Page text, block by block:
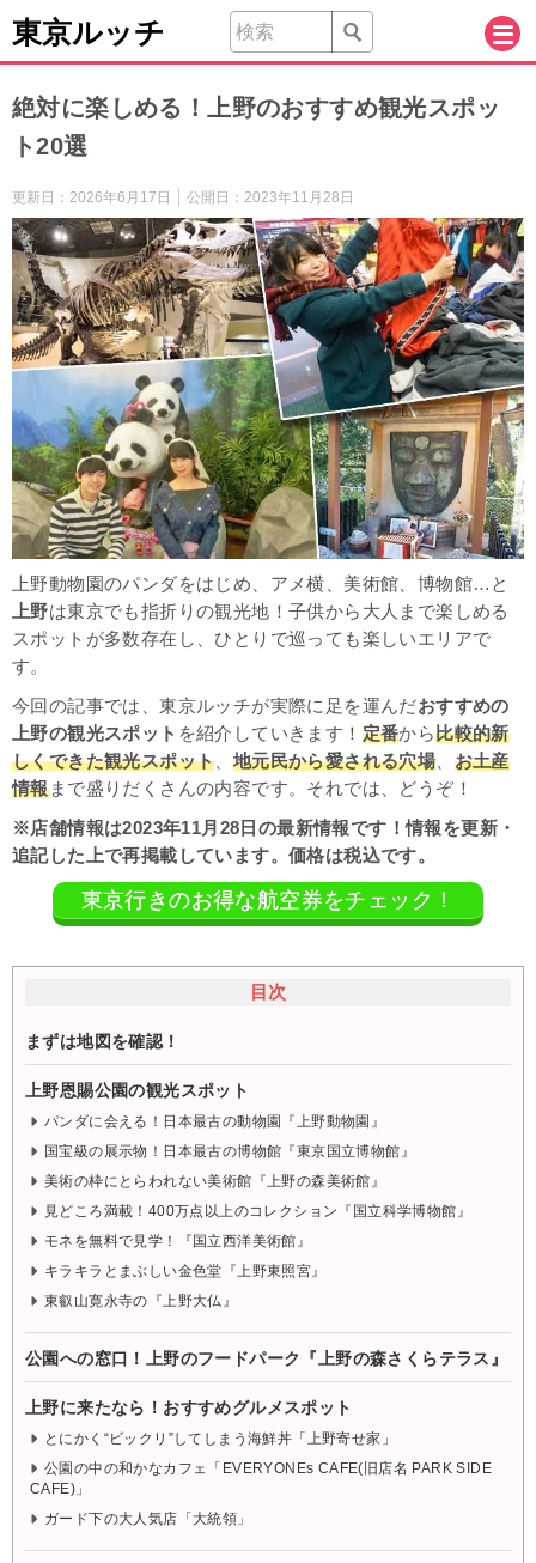
東京ルッチ
絶対に楽しめる！上野のおすすめ観光スポッ
ト20選
更新日： 2026年6月17日 公開日： 2023年11月28日
上野動物園のパンダをはじめ、アメ横、美術館、博物館…と
上野は東京でも指折りの観光地！子供から大人まで楽しめる
スポットが多数存在し、ひとりで巡っても楽しいエリアで
す。
今回の記事では、東京ルッチが実際に足を運んだおすすめの
上野の観光スポット を紹介していきます！ 定番から比較的新
しくできた観光スポット
地元民から愛される穴場
お土産
情報まで盛りだくさんの内容です。それでは、どうぞ！
※店舗情報は2023年11月28日の最新情報です！情報を更新・
追記した上で再掲載しています。価格は税込です。
東京行きのお得な航空券をチェック！
目次
まずは地図を確認！
上野恩賜公園の観光スポット
パンダに会える！日本最古の動物園『上野動物園』
国宝級の展示物！日本最古の博物館『東京国立博物館』
美術の枠にとらわれない美術館『上野の森美術館』
見どころ満載！400万点以上のコレクション『国立科学博物館』
モネを無料で見学！『国立西洋美術館』
キラキラとまぶしい金色堂『上野東照宮』
東叡山寛永寺の『上野大仏』
公園への窓口！上野のフードパーク『上野の森さくらテラス』
上野に来たなら！おすすめグルメスポット
とにかく“ビックリ”してしまう海鮮丼「上野寄せ家」
公園の中の和かなカフェ「EVERYONEs CAFE(旧店名 PARK SIDE
CAFE)」
ガード下の大人気店「大統領」